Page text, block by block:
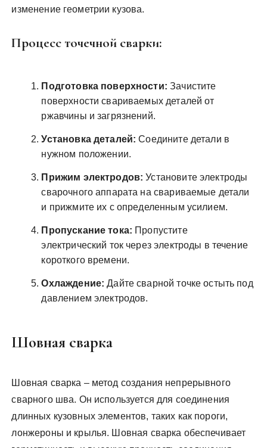
изменение геометрии кузова.
Процесс точечной сварки:
Подготовка поверхности: Зачистите
поверхности свариваемых деталей от
ржавчины и загрязнений.
Установка деталей: Соедините детали в
нужном положении.
Прижим электродов: Установите электроды
сварочного аппарата на свариваемые детали
и прижмите их с определенным усилием.
Пропускание тока: Пропустите
электрический ток через электроды в течение
короткого времени.
Охлаждение: Дайте сварной точке остыть под
давлением электродов.
Шовная сварка
Шовная сварка – метод создания непрерывного
сварного шва. Он используется для соединения
длинных кузовных элементов, таких как пороги,
лонжероны и крылья. Шовная сварка обеспечивает